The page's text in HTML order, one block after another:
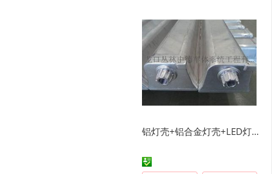
铝灯壳+铝合金灯壳+LED灯铝壳